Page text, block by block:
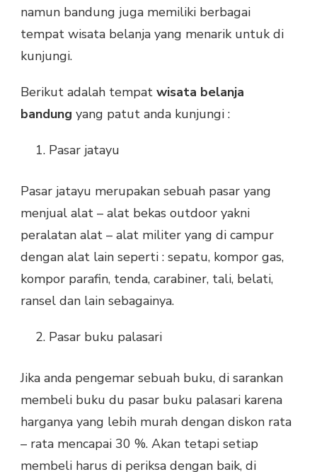
namun bandung juga memiliki berbagai
tempat wisata belanja yang menarik untuk di
kunjungi.
Berikut adalah tempat wisata belanja
bandung yang patut anda kunjungi :
Pasar jatayu
Pasar jatayu merupakan sebuah pasar yang
menjual alat – alat bekas outdoor yakni
peralatan alat – alat militer yang di campur
dengan alat lain seperti : sepatu, kompor gas,
kompor parafin, tenda, carabiner, tali, belati,
ransel dan lain sebagainya.
Pasar buku palasari
Jika anda pengemar sebuah buku, di sarankan
membeli buku du pasar buku palasari karena
harganya yang lebih murah dengan diskon rata
– rata mencapai 30 %. Akan tetapi setiap
membeli harus di periksa dengan baik, di